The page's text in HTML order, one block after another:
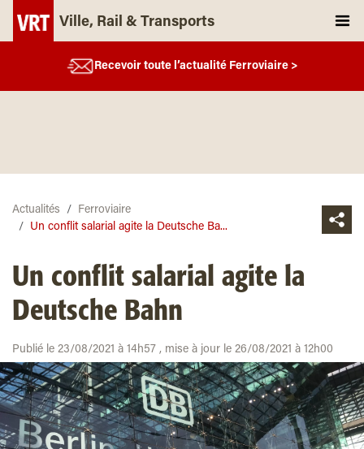
Ville, Rail & Transports
Recevoir toute l’actualité Ferroviaire >
Actualités
Ferroviaire
Un conflit salarial agite la Deutsche Ba...
Un conflit salarial agite la
Deutsche Bahn
Publié le 23/08/2021 à 14h57 , mise à jour le 26/08/2021 à 12h00